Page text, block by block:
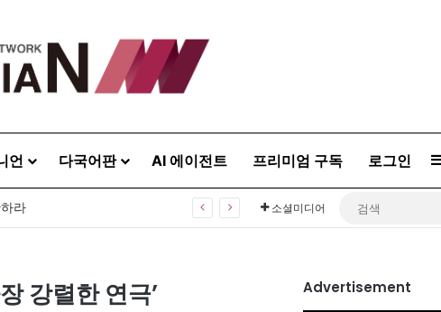
언 다국어판 AI 에이전트 프리미엄 구독 로그인
라 소셜미디어
강렬한 연극’ Advertisement